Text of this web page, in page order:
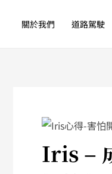
關於我們 道路駕駛
Iris –